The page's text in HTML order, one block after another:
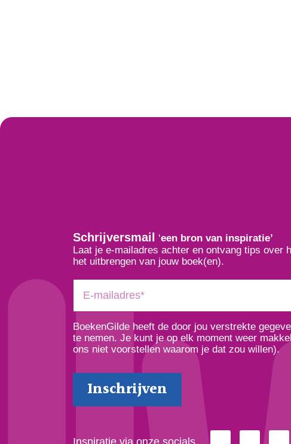
Schrijversmail ‘een bron van inspiratie’
Laat je e-mailadres achter en ontvang tips over
het uitbrengen van jouw boek(en).
BoekenGilde heeft de door jou verstrekte
te nemen. Je kunt je op elk moment weer
ons niet voorstellen waarom je dat zou willen).
Inspiratie via onze socials